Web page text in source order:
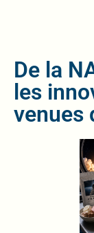
De la
les
venues